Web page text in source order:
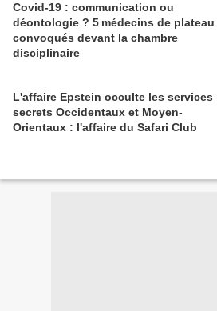
Covid-19 : communication ou
déontologie ? 5 médecins de plateau
convoqués devant la chambre
disciplinaire
L'affaire Epstein occulte les services
secrets Occidentaux et Moyen-
Orientaux : l'affaire du Safari Club